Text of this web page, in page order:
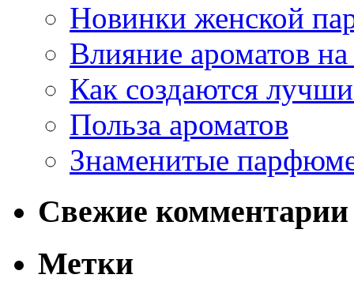
Новинки женской
Влияние ароматов на
Как создаются
Польза ароматов
Знаменитые
Свежие комментарии
Метки